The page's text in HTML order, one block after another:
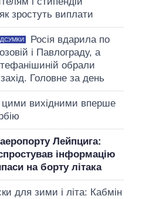
зростуть виплати
Росія вдарила по
і Павлограду, а
обрали
Головне за день
цими вихідними вперше
аеропорту Лейпцига:
інформацію
на борту літака
для зими і літа: Кабмін